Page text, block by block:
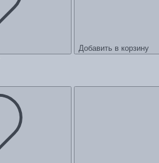
Добавить в корзину